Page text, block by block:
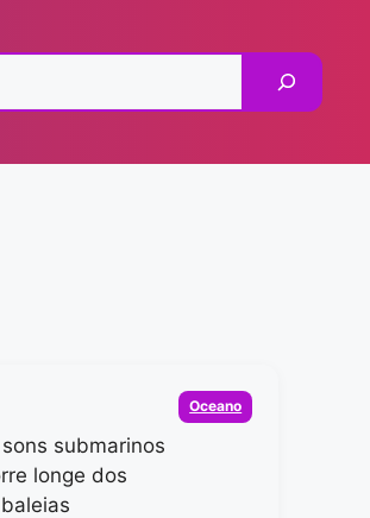
submarinos
longe dos
Categorias
Oceano